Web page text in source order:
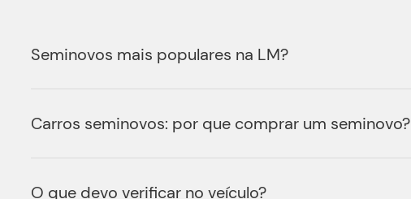
Seminovos mais populares na LM?
Carros seminovos: por que comprar um seminovo?
O que devo verificar no veículo?